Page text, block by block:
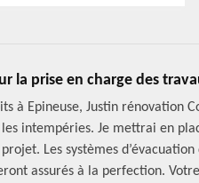
la prise en charge des
à Epineuse, Justin rénovation
intempéries. Je mettrai en
Les systèmes
assurés à la perfection.